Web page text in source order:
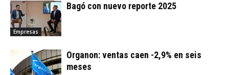
Empresas
Bagó con nuevo reporte 2025
Organon: ventas caen -2,9% en seis
meses